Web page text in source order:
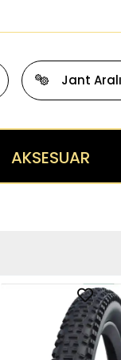
Jant
AKSESUAR